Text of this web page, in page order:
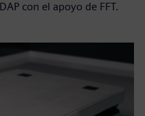
con el apoyo de FFT.